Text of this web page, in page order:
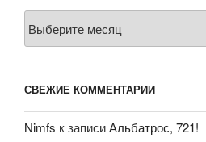
СВЕЖИЕ КОММЕНТАРИИ
Nimfs к записиАльбатрос, 721!